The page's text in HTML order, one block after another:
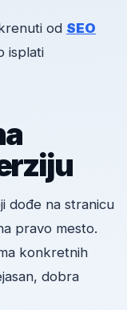
od SEO
isplati
dođe na stranicu
pravo mesto.
konkretnih
dobra